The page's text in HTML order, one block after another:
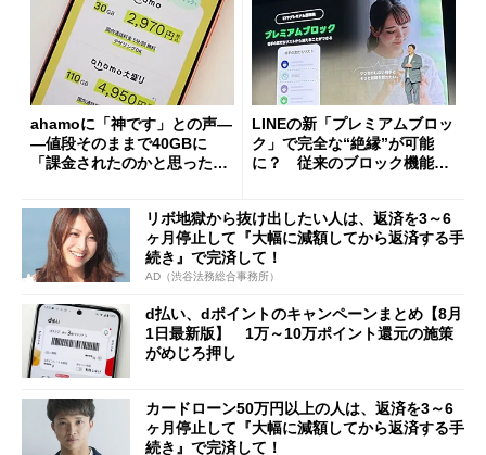
ahamoに「神です」との声―
―値段そのままで40GBに
「課金されたのかと思った」
LINEの新「プレミアムブロッ
ク」で完全な“絶縁”が可能
に？ 従来のブロック機能と
リボ地獄から抜け出したい人は、返済を3～6
ヶ月停止して『大幅に減額してから返済する手
続き』で完済して！
AD（渋谷法務総合事務所）
d払い、dポイントのキャンペーンまとめ【8月
1日最新版】 1万～10万ポイント還元の施策
がめじろ押し
カードローン50万円以上の人は、返済を3～6
ヶ月停止して『大幅に減額してから返済する手
続き』で完済して！